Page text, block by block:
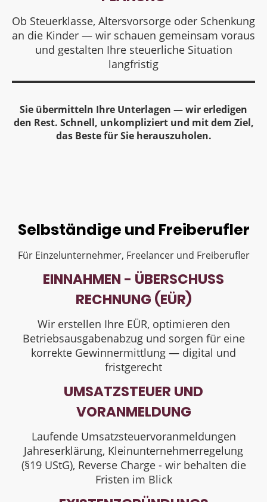
Ob Steuerklasse, Altersvorsorge oder Schenkung
an die Kinder — wir schauen gemeinsam voraus
und gestalten Ihre steuerliche Situation
langfristig
Sie übermitteln Ihre Unterlagen — wir erledigen
den Rest. Schnell, unkompliziert und mit dem Ziel,
das Beste für Sie herauszuholen.
Selbständige und Freiberufler
Für Einzelunternehmer, Freelancer und Freiberufler
EINNAHMEN - ÜBERSCHUSS
RECHNUNG (EÜR)
Wir erstellen Ihre EÜR, optimieren den
Betriebsausgabenabzug und sorgen für eine
korrekte Gewinnermittlung — digital und
fristgerecht
UMSATZSTEUER UND
VORANMELDUNG
Laufende Umsatzsteuervoranmeldungen
Jahreserklärung, Kleinunternehmerregelung
(§19 UStG), Reverse Charge - wir behalten die
Fristen im Blick